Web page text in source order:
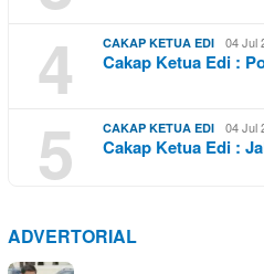
4 CAKAP KETUA EDI 04 Jul
Cakap Ketua Edi :
5 CAKAP KETUA EDI 04 Jul
Cakap Ketua Edi :
ADVERTORIAL